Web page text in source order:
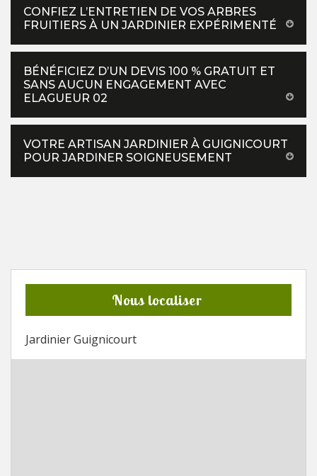
CONFIEZ L’ENTRETIEN DE VOS ARBRES
FRUITIERS À UN JARDINIER EXPÉRIMENTÉ
BÉNÉFICIEZ D’UN DEVIS 100 % GRATUIT ET
SANS AUCUN ENGAGEMENT AVEC
ELAGUEUR 02
VOTRE ARTISAN JARDINIER À GUIGNICOURT
POUR JARDINER SOIGNEUSEMENT
Nous localiser
Jardinier Guignicourt